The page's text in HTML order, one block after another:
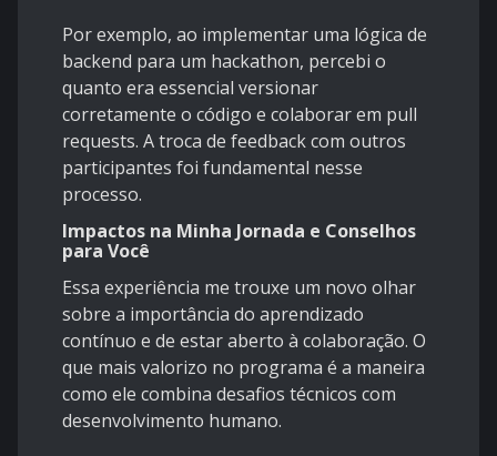
Por exemplo, ao implementar uma lógica de
backend para um hackathon, percebi o
quanto era essencial versionar
corretamente o código e colaborar em pull
requests. A troca de feedback com outros
participantes foi fundamental nesse
processo.
Impactos na Minha Jornada e Conselhos
para Você
Essa experiência me trouxe um novo olhar
sobre a importância do aprendizado
contínuo e de estar aberto à colaboração. O
que mais valorizo no programa é a maneira
como ele combina desafios técnicos com
desenvolvimento humano.